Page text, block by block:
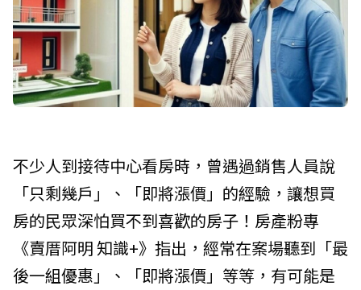
不少人到接待中心看房時，曾遇過銷售人員說
「只剩幾戶」、「即將漲價」的經驗，讓想買
房的民眾深怕買不到喜歡的房子！房產粉專
《賣厝阿明 知識+》指出，經常在案場聽到「最
後一組優惠」、「即將漲價」等等，有可能是